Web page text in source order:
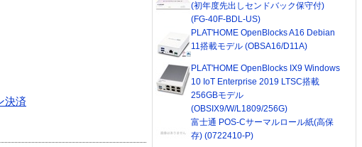
決済
(初年度先出しセンドバック保守付)
(FG-40F-BDL-US)
PLAT'HOME OpenBlocks A16 Debian
11搭載モデル (OBSA16/D11A)
PLAT'HOME OpenBlocks IX9 Windows
10 IoT Enterprise 2019 LTSC搭載
256GBモデル
(OBSIX9/W/L1809/256G)
富士通 POS-Cサーマルロール紙(高保
存) (0722410-P)